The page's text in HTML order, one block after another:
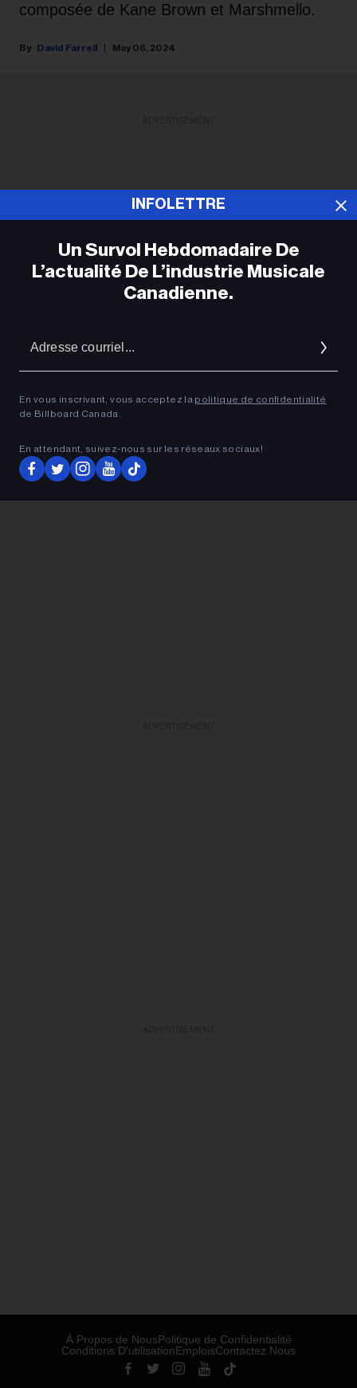
composée de Kane Brown et Marshmello.
David Farrell May 06, 2024
INFOLETTRE
Un Survol Hebdomadaire De
L’actualité De L’industrie Musicale
Canadienne.
En vous inscrivant, vous acceptez la politique de confidentialité
de Billboard Canada.
En attendant, suivez‑nous sur les réseaux sociaux!
À Propos de NousPolitique de Confidentialité
Conditions D'utilisationEmploisContactez Nous